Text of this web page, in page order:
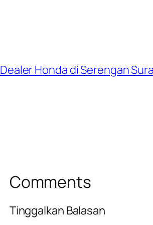
Dealer Honda di Serengan
Comments
Tinggalkan Balasan